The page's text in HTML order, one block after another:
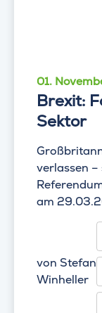
01.
Brexit:
Sektor
verlassen –
am
von Stefan
Winheller